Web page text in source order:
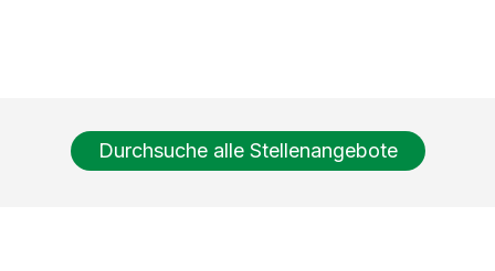
Durchsuche alle Stellenangebote